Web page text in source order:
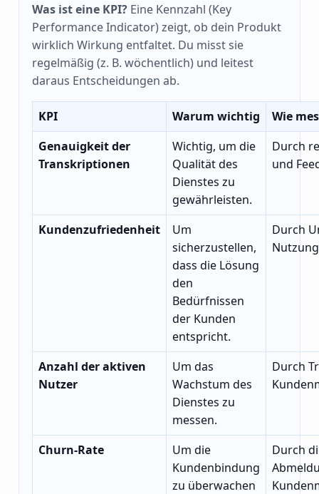
Was ist eine KPI? Eine Kennzahl (Key
Performance Indicator) zeigt, ob dein Produkt
wirklich Wirkung entfaltet. Du misst sie
regelmäßig (z. B. wöchentlich) und leitest
daraus Entscheidungen ab.
KPI Warum wichtig
Wie
Genauigkeit der
Transkriptionen
Wichtig, um die
Qualität des
Dienstes zu
gewährleisten.
Durch
und
Kundenzufriedenheit
Um
sicherzustellen,
dass die Lösung
den
Bedürfnissen
der Kunden
entspricht.
Durch
Anzahl der aktiven
Nutzer
Um das
Wachstum des
Dienstes zu
messen.
Durch
Churn-Rate
Um die
Kundenbindung
zu überwachen
Durch